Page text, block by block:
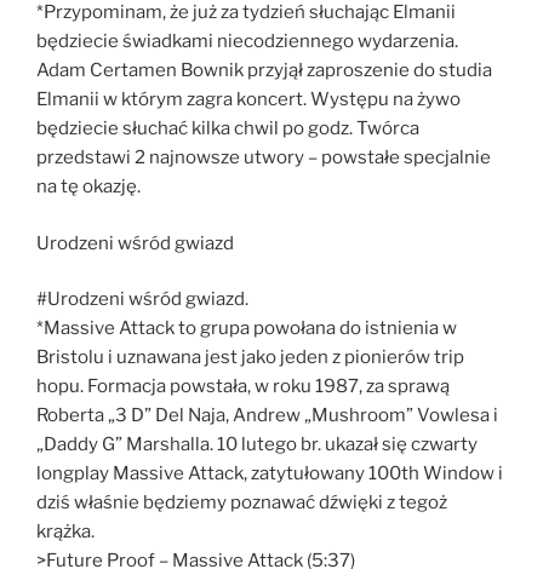
*Przypominam, że już za tydzień słuchając Elmanii
będziecie świadkami niecodziennego wydarzenia.
Adam Certamen Bownik przyjął zaproszenie do studia
Elmanii w którym zagra koncert. Występu na żywo
będziecie słuchać kilka chwil po godz. Twórca
przedstawi 2 najnowsze utwory – powstałe specjalnie
na tę okazję.
Urodzeni wśród gwiazd
#Urodzeni wśród gwiazd.
*Massive Attack to grupa powołana do istnienia w
Bristolu i uznawana jest jako jeden z pionierów trip
hopu. Formacja powstała, w roku 1987, za sprawą
Roberta „3 D” Del Naja, Andrew „Mushroom” Vowlesa i
„Daddy G” Marshalla. 10 lutego br. ukazał się czwarty
longplay Massive Attack, zatytułowany 100th Window i
dziś właśnie będziemy poznawać dźwięki z tegoż
krążka.
>Future Proof – Massive Attack (5:37)